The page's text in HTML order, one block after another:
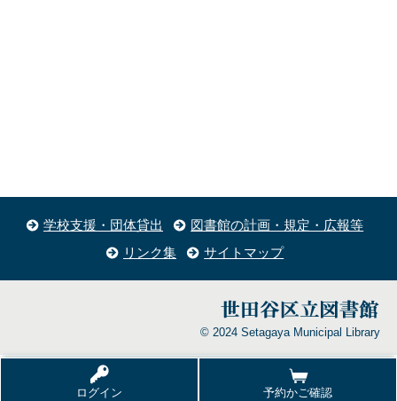
ログイン 予約かご確認
学校支援・団体貸出
図書館の計画・規定・広報等
リンク集
サイトマップ
© 2024 Setagaya Municipal Library